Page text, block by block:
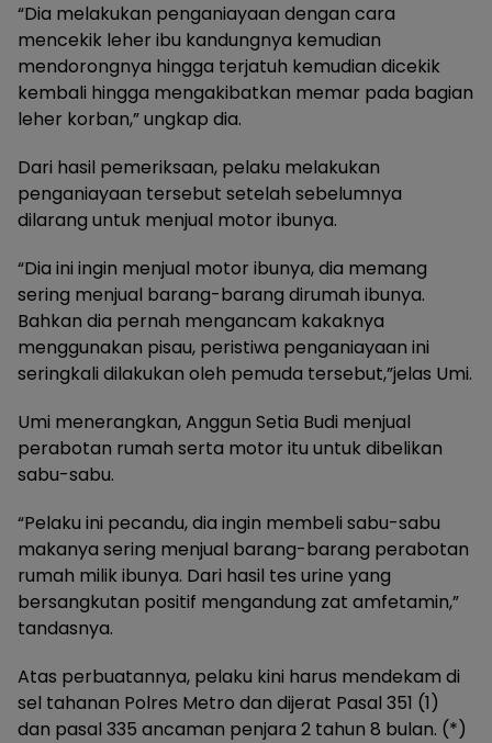
“Dia melakukan penganiayaan dengan cara
mencekik leher ibu kandungnya kemudian
mendorongnya hingga terjatuh kemudian dicekik
kembali hingga mengakibatkan memar pada bagian
leher korban,” ungkap dia.
Dari hasil pemeriksaan, pelaku melakukan
penganiayaan tersebut setelah sebelumnya
dilarang untuk menjual motor ibunya.
“Dia ini ingin menjual motor ibunya, dia memang
sering menjual barang-barang dirumah ibunya.
Bahkan dia pernah mengancam kakaknya
menggunakan pisau, peristiwa penganiayaan ini
seringkali dilakukan oleh pemuda tersebut,”jelas Umi.
Umi menerangkan, Anggun Setia Budi menjual
perabotan rumah serta motor itu untuk dibelikan
sabu-sabu.
“Pelaku ini pecandu, dia ingin membeli sabu-sabu
makanya sering menjual barang-barang perabotan
rumah milik ibunya. Dari hasil tes urine yang
bersangkutan positif mengandung zat amfetamin,”
tandasnya.
Atas perbuatannya, pelaku kini harus mendekam di
sel tahanan Polres Metro dan dijerat Pasal 351 (1)
dan pasal 335 ancaman penjara 2 tahun 8 bulan. (*)